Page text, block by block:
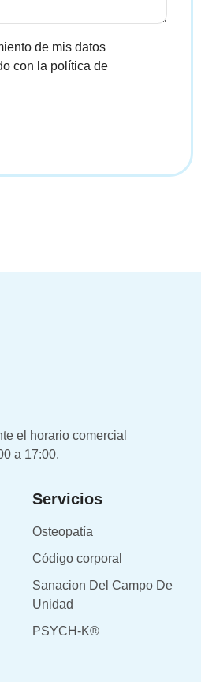
de mis datos
con la política de
el horario comercial
a 17:00.
Servicios
Osteopatía
Código corporal
Sanacion Del Campo De
Unidad
PSYCH-K®